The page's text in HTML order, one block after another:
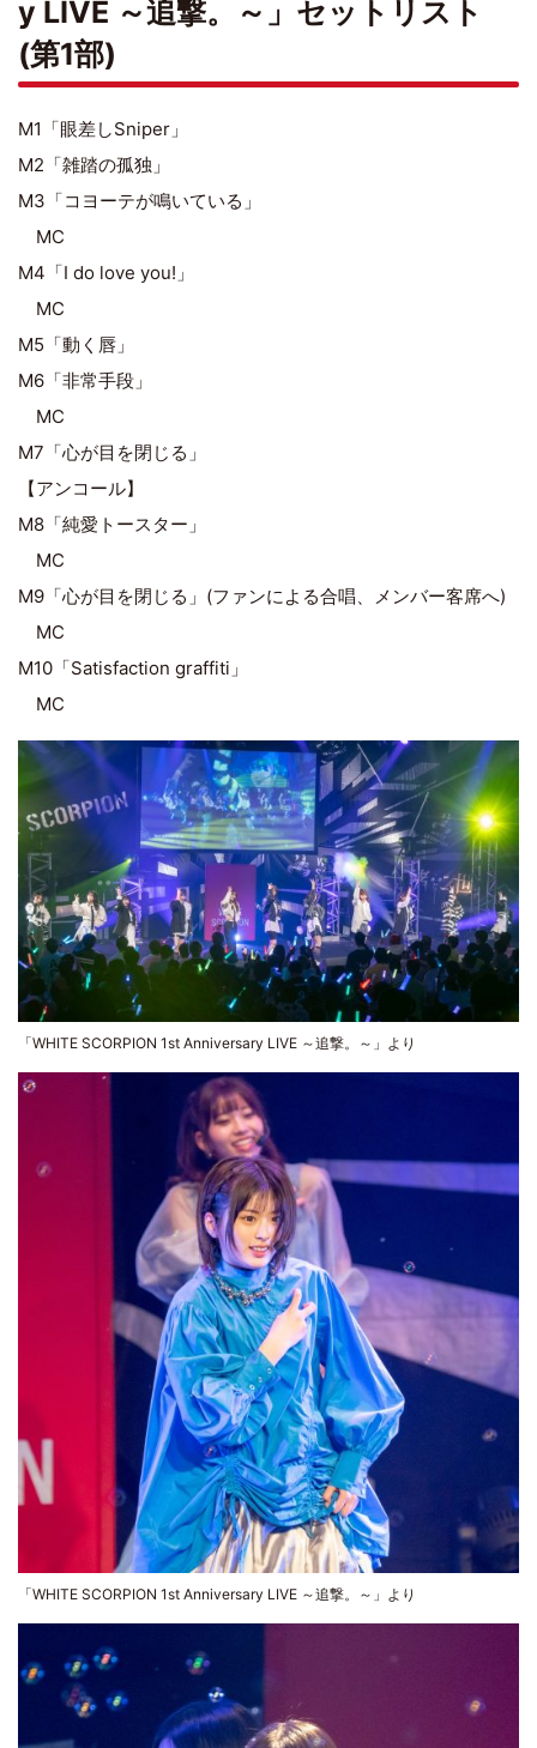
y LIVE ～追撃。～」セットリスト
(第1部)
M1「眼差しSniper」
M2「雑踏の孤独」
M3「コヨーテが鳴いている」
MC
M4「I do love you!」
MC
M5「動く唇」
M6「非常手段」
MC
M7「心が目を閉じる」
【アンコール】
M8「純愛トースター」
MC
M9「心が目を閉じる」(ファンによる合唱、メンバー客席へ)
MC
M10「Satisfaction graffiti」
MC
「WHITE SCORPION 1st Anniversary LIVE ～追撃。～」より
「WHITE SCORPION 1st Anniversary LIVE ～追撃。～」より